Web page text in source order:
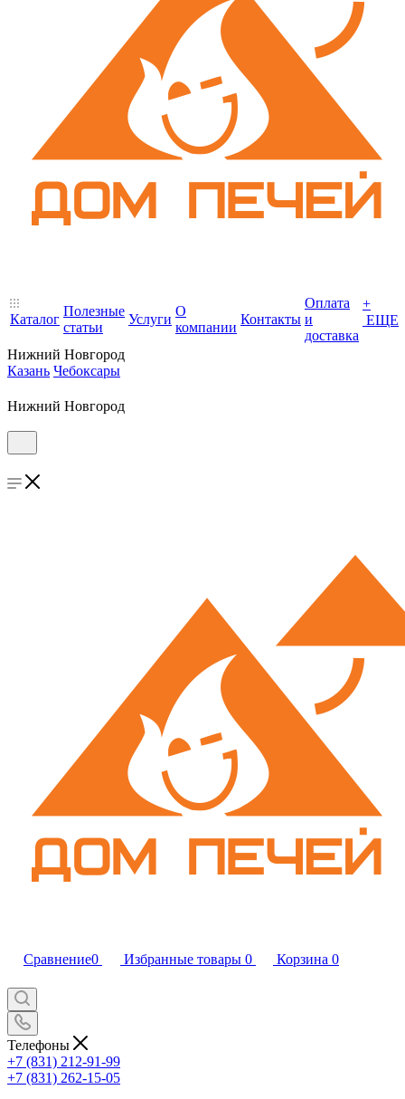
Каталог
Полезные
статьи
Услуги
О
компании
Контакты
Оплата
и
доставка
+
ЕЩЕ
Нижний Новгород
Казань Чебоксары
Нижний Новгород
Сравнение0 Избранные товары 0 Корзина 0
Телефоны
+7 (831) 212-91-99
+7 (831) 262-15-05